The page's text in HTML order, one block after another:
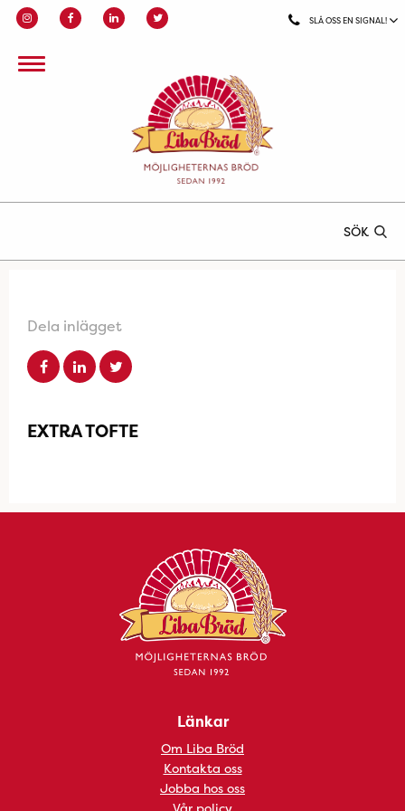
SLÅ OSS EN SIGNAL!
SÖK
Dela inlägget
EXTRA TOFTE
Länkar
Om Liba Bröd
Kontakta oss
Jobba hos oss